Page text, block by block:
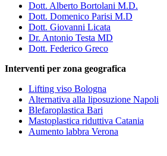
Dott. Alberto Bortolani M.D.
Dott. Domenico Parisi M.D
Dott. Giovanni Licata
Dr. Antonio Testa MD
Dott. Federico Greco
Interventi per zona geografica
Lifting viso Bologna
Alternativa alla liposuzione Napoli
Blefaroplastica Bari
Mastoplastica riduttiva Catania
Aumento labbra Verona